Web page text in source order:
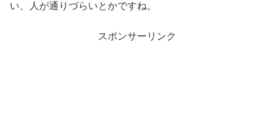
い、人が通りづらいとかですね。
スポンサーリンク